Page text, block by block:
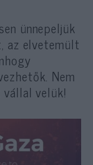
ünnepeljük
az elvetemült
Nem
velük!